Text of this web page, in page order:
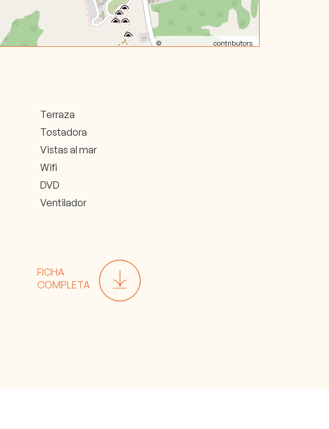
© contributors.
Terraza
Tostadora
Vistas al mar
Wifi
DVD
Ventilador
FICHA
COMPLETA